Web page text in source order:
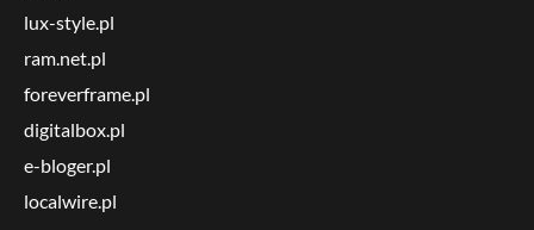
lux-style.pl
ram.net.pl
foreverframe.pl
digitalbox.pl
e-bloger.pl
localwire.pl